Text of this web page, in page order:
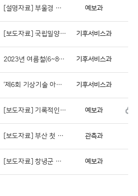
[설명자료] 부울경 추석연휴 기상전망 예보과
[보도자료] 국립밀양기상과학관 제3회 기상천외한 과거시험 행사 개최 기후서비스과
2023년 여름철(6~8월) 부울경 기후분석 결과 기후서비스과
‘제6회 기상기술 아이디어 공모전’ 시상식 개최 기후서비스과
[보도자료] 기록적인 장마 사실상 마무리, 국지성 집중호우 대비는 계속... 예보과
[보도자료] 부산 첫 열대야 관측과
[보도자료] 창녕군 농촌 어르신 대상 맞춤형 폭염 영향예보 서비스 시범운영 예보과